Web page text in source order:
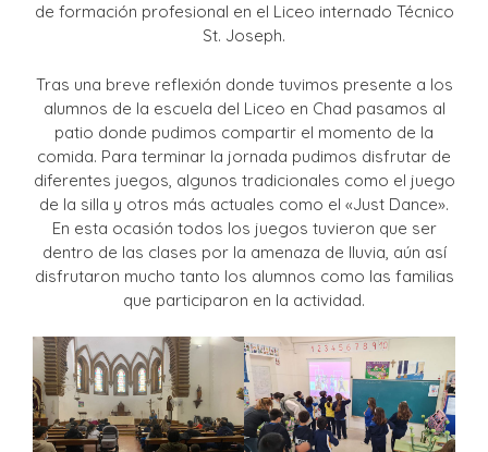
de formación profesional en el Liceo internado Técnico
St. Joseph.
Tras una breve reflexión donde tuvimos presente a los
alumnos de la escuela del Liceo en Chad pasamos al
patio donde pudimos compartir el momento de la
comida. Para terminar la jornada pudimos disfrutar de
diferentes juegos, algunos tradicionales como el juego
de la silla y otros más actuales como el «Just Dance».
En esta ocasión todos los juegos tuvieron que ser
dentro de las clases por la amenaza de lluvia, aún así
disfrutaron mucho tanto los alumnos como las familias
que participaron en la actividad.